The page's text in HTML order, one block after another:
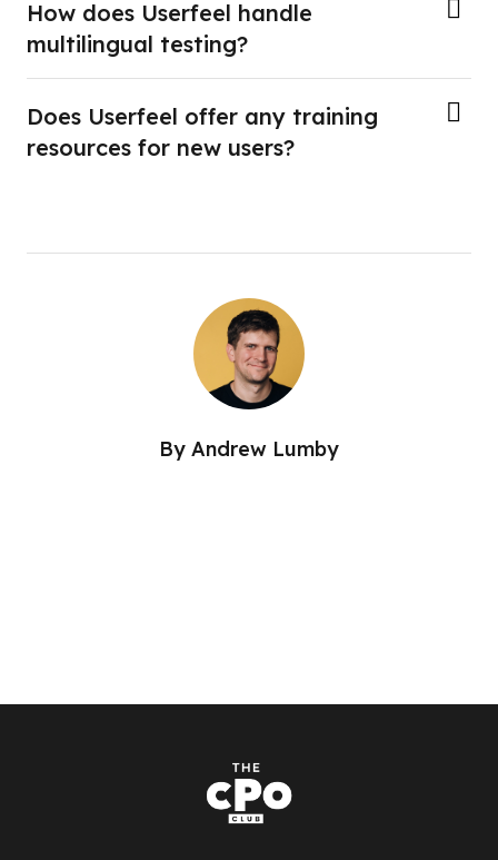
How does Userfeel handle
multilingual testing?
Does Userfeel offer any training
resources for new users?
By Andrew Lumby